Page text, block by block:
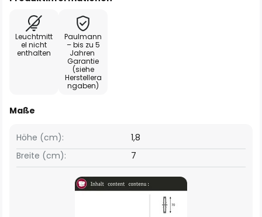
Leuchtmitt
el nicht
enthalten
Paulmann
– bis zu 5
Jahren
Garantie
(siehe
Herstellera
ngaben)
Maße
Breite (cm): 7
Höhe (cm): 1,8